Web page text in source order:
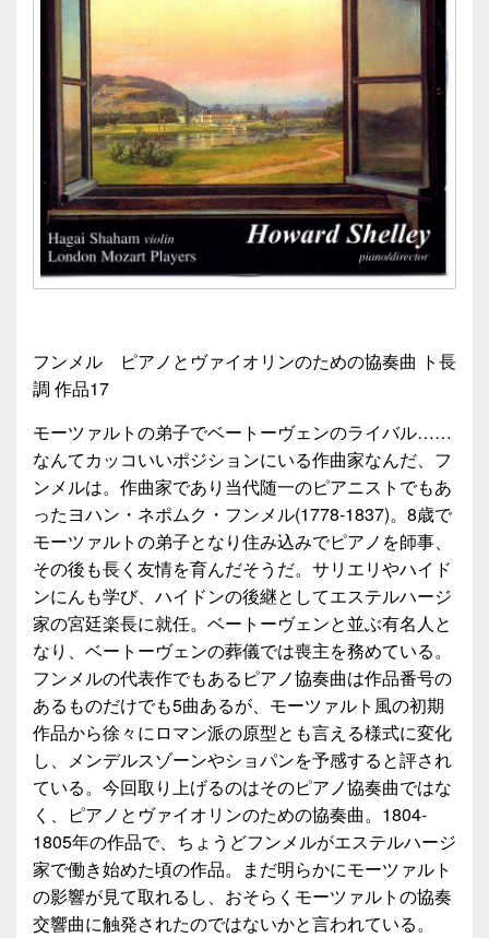
フンメル ピアノとヴァイオリンのための協奏曲 ト長
調 作品17
モーツァルトの弟子でベートーヴェンのライバル……
なんてカッコいいポジションにいる作曲家なんだ、フ
ンメルは。作曲家であり当代随一のピアニストでもあ
ったヨハン・ネポムク・フンメル(1778-1837)。8歳で
モーツァルトの弟子となり住み込みでピアノを師事、
その後も長く友情を育んだそうだ。サリエリやハイド
ンにんも学び、ハイドンの後継としてエステルハージ
家の宮廷楽長に就任。ベートーヴェンと並ぶ有名人と
なり、ベートーヴェンの葬儀では喪主を務めている。
フンメルの代表作でもあるピアノ協奏曲は作品番号の
あるものだけでも5曲あるが、モーツァルト風の初期
作品から徐々にロマン派の原型とも言える様式に変化
し、メンデルスゾーンやショパンを予感すると評され
ている。今回取り上げるのはそのピアノ協奏曲ではな
く、ピアノとヴァイオリンのための協奏曲。1804-
1805年の作品で、ちょうどフンメルがエステルハージ
家で働き始めた頃の作品。まだ明らかにモーツァルト
の影響が見て取れるし、おそらくモーツァルトの協奏
交響曲に触発されたのではないかと言われている。